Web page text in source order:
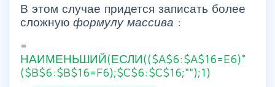
В этом случае придется записать более
сложную формулу массива :
=
НАИМЕНЬШИЙ(ЕСЛИ(($A$6:$A$16=E6)*
($B$6:$B$16=F6);$C$6:$C$16;"");1)